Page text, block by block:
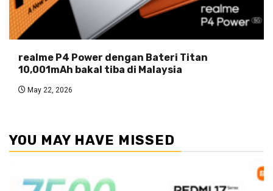
realme P4 Power dengan Bateri Titan
10,001mAh bakal tiba di Malaysia
May 22, 2026
YOU MAY HAVE MISSED